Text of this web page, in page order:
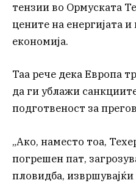
тензии во Ормуската
цените на енергијата
економија.
Таа рече дека Европа
да ги ублажи
подготвеност за
„Ако, наместо тоа,
погрешен пат,
пловидба,